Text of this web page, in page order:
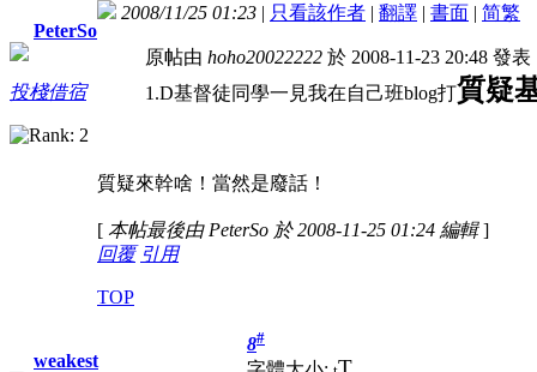
PeterSo
投棧借宿
2008/11/25 01:23 | 只看該作者 | 翻譯 | 書面 | 简繁
原帖由 hoho20022222 於 2008-11-23 20:48 發表
1.D基督徒同學一見我在自己班blog打質疑
質疑來幹啥！當然是廢話！
[ 本帖最後由 PeterSo 於 2008-11-25 01:24 編輯]
回覆 引用
TOP
weakest
8#